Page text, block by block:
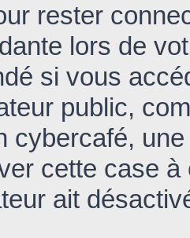
rester
lors de
si vous
public,
cybercafé,
cette case à
ait